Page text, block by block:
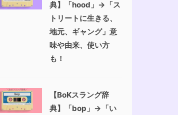
典】「hood」→「ス
トリートに生きる、
地元、ギャング」意
味や由来、使い方
も！
【BoKスラング辞
典】「bop」→「い